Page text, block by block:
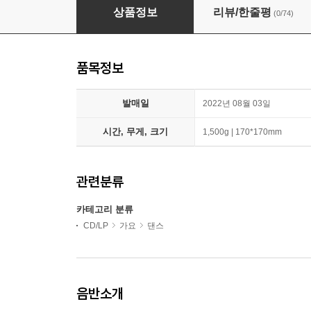
최예나 - 미니앨범 2집 : SMARTPHONE [커버
상품정보 리뷰/한줄평 (0/74)
품목정보
발매일 2022년 08월 03일
시간, 무게, 크기 1,500g | 170*170mm
관련분류
카테고리 분류
CD/LP 가요 댄스
음반소개